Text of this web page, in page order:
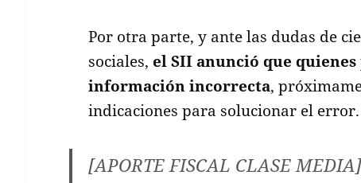
Por otra parte, y ante las dudas de
sociales, el SII anunció que
información incorrecta,
indicaciones para solucionar el error.
[APORTE FISCAL CLASE